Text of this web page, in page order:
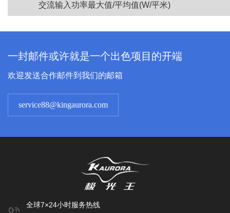
交流输入功率最大值/平均值(W/平米)
一封邮件或许就是一个出色项目的开端
欢迎发送合作邮件到我们的邮箱
service88@kingaurora.com
全球7×24小时服务热线